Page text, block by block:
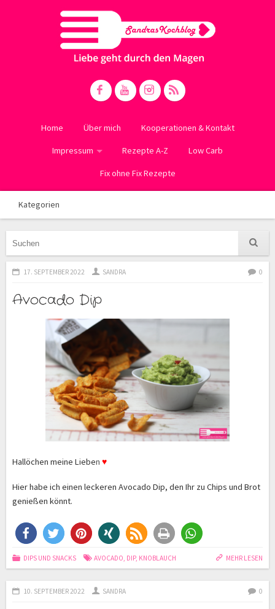
Home Über mich Kooperationen & Kontakt
Impressum Rezepte A-Z Low Carb
Fix ohne Fix Rezepte
Kategorien
17. SEPTEMBER 2022 SANDRA 0
Avocado Dip
Hallöchen meine Lieben ♥
Hier habe ich einen leckeren Avocado Dip, den Ihr zu Chips und Brot
genießen könnt.
MEHR LESEN
DIPS UND SNACKS AVOCADO, DIP, KNOBLAUCH
10. SEPTEMBER 2022 SANDRA 0